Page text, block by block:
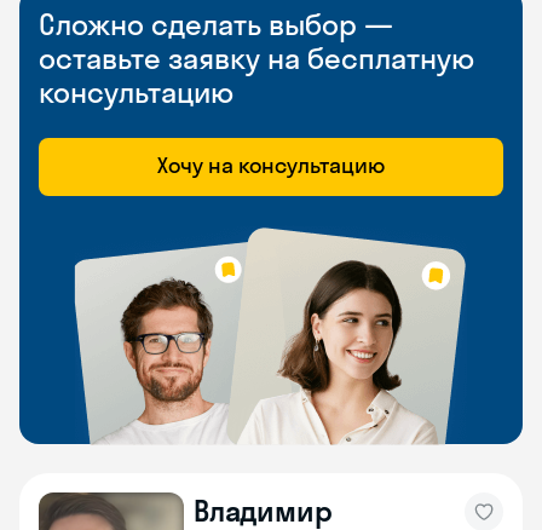
Сложно сделать выбор —
оставьте заявку на бесплатную
консультацию
Хочу на консультацию
Владимир